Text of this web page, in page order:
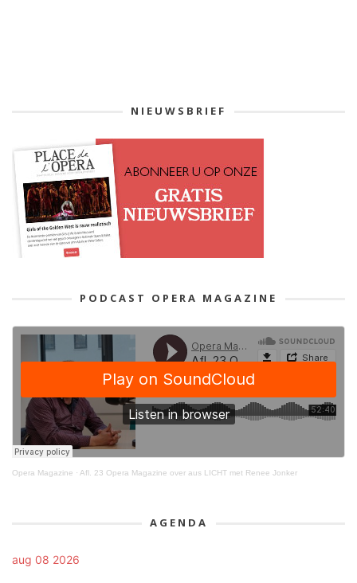
NIEUWSBRIEF
PODCAST OPERA MAGAZINE
Opera Magazine · Afl. 23 Opera Magazine over aus LICHT met Renee Jonker
AGENDA
aug 08 2026